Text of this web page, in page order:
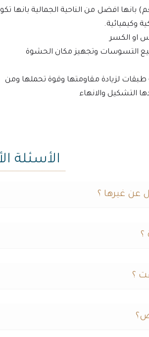
بانها افضل من الناحية الجمالية بانها
وكيميائية.
او الكسر
التسوسات وتجهيز مكان الحشوة
لزيادة مقاومتها وقوة تحملها ومن
التشكيل والانهاء
الأسئلة
عن غيرها ؟
؟
؟